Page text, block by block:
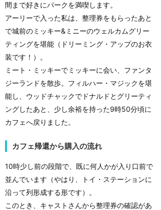
間まで好きにパークを満喫します。
アーリーで入った私は、整理券をもらったあと
で城前のミッキー&ミニーのウェルカムグリー
ティングを堪能（ドリーミング・アップのお衣
装です！）。
ミート・ミッキーでミッキーに会い、ファンタ
ジーランドを散歩。フィルハー・マジックを堪
能し、ウッドチャックでドナルドとグリーティ
ングしたあと、少し余裕を持った9時50分頃に
カフェへ戻りました。
カフェ帰還から購入の流れ
10時少し前の段階で、既に何人かが入り口前で
並んでいます（やはり、トイ・ステーションに
沿って列形成する形です）。
このとき、キャストさんから整理券の確認があ